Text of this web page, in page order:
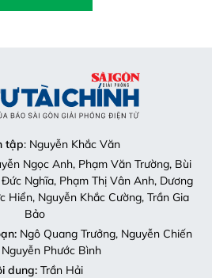
tập: Nguyễn Khắc Văn
Ngọc Anh, Phạm Văn Trường, Bùi
Nghĩa, Phạm Thị Vân Anh, Dương
Hiển, Nguyễn Khắc Cường, Trần Gia
Bảo
Ngô Quang Trưởng, Nguyễn Chiến
Phước Bình
dung:Trần Hải